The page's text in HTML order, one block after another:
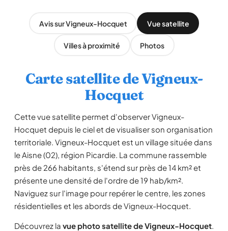
Avis sur Vigneux-Hocquet Vue satellite
Villes à proximité Photos
Carte satellite de Vigneux-
Hocquet
Cette vue satellite permet d'observer Vigneux-
Hocquet depuis le ciel et de visualiser son organisation
territoriale. Vigneux-Hocquet est un village située dans
le Aisne (02), région Picardie. La commune rassemble
près de 266 habitants, s'étend sur près de 14 km² et
présente une densité de l'ordre de 19 hab/km².
Naviguez sur l'image pour repérer le centre, les zones
résidentielles et les abords de Vigneux-Hocquet.
Découvrez la vue photo satellite de Vigneux-Hocquet.